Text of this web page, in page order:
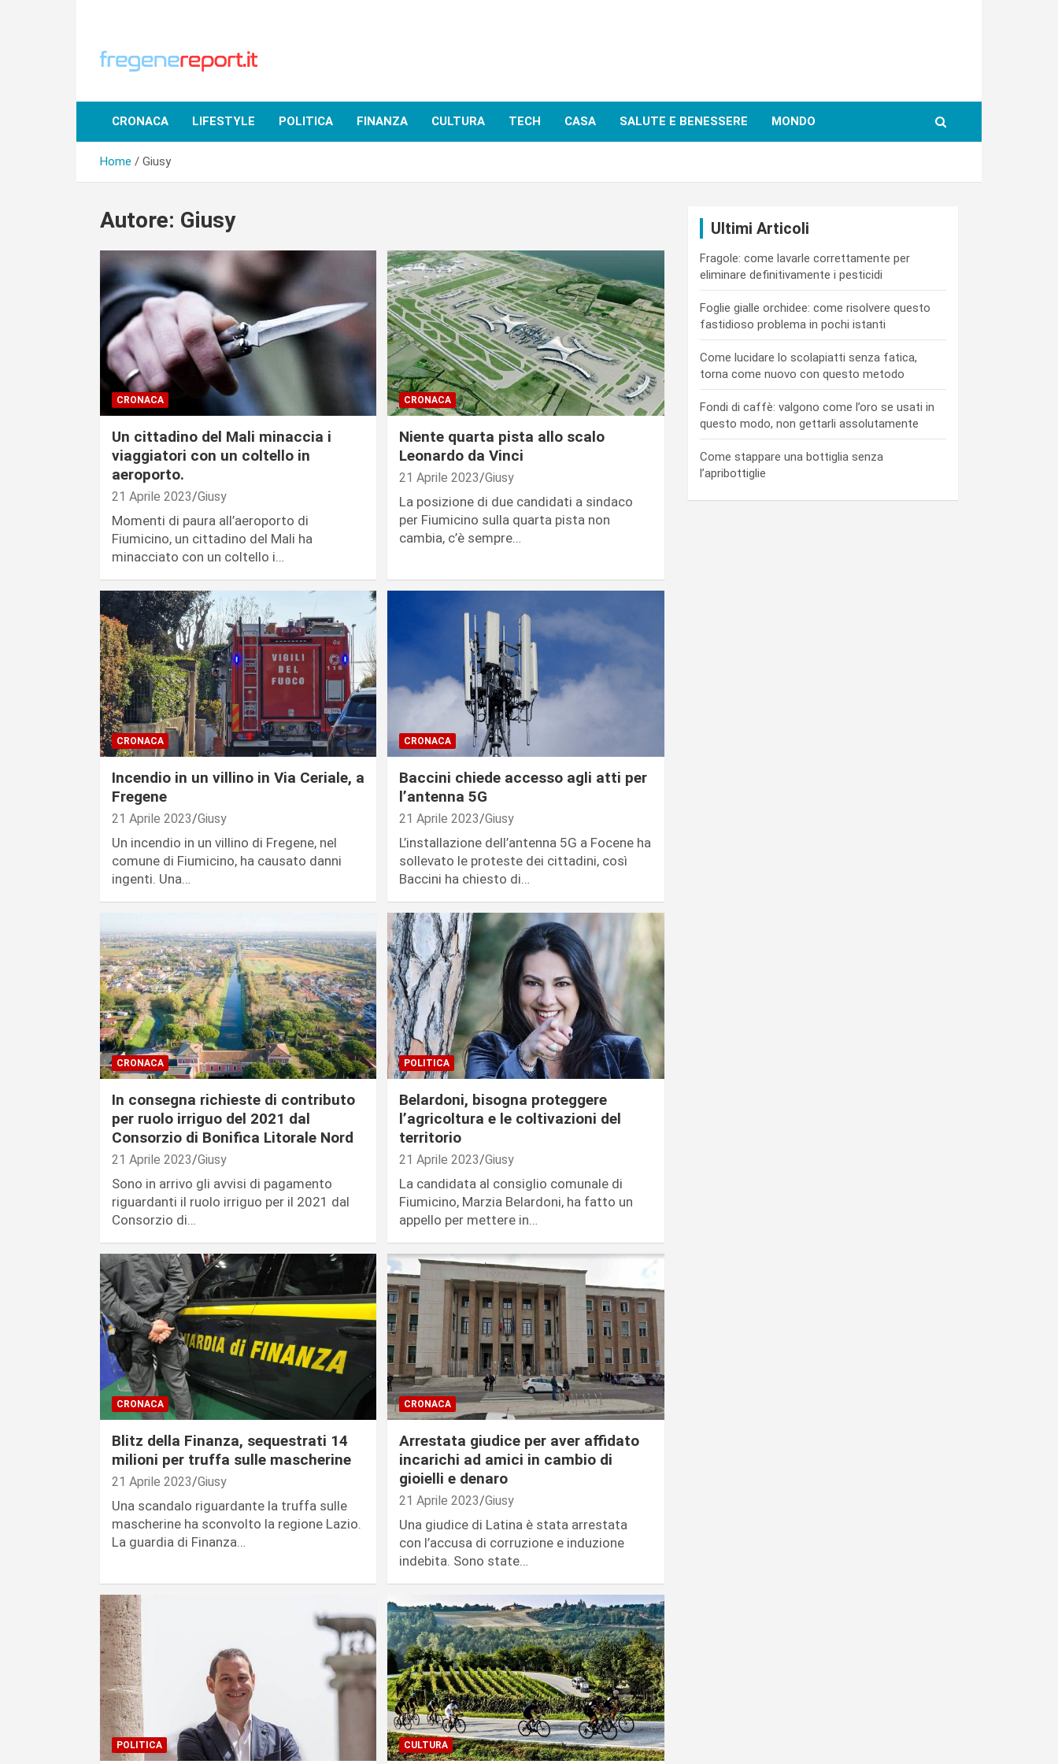
CRONACA LIFESTYLE POLITICA FINANZA CULTURA TECH CASA SALUTE E BENESSERE MONDO
Home Giusy
Autore: Giusy
CRONACA
Un cittadino del Mali minaccia i
viaggiatori con un coltello in
aeroporto.
21 Aprile 2023 Giusy
Momenti di paura all’aeroporto di
Fiumicino, un cittadino del Mali ha
minacciato con un coltello i…
CRONACA
Niente quarta pista allo scalo
Leonardo da Vinci
21 Aprile 2023 Giusy
La posizione di due candidati a sindaco
per Fiumicino sulla quarta pista non
cambia, c’è sempre…
CRONACA
Incendio in un villino in Via Ceriale, a
Fregene
21 Aprile 2023 Giusy
Un incendio in un villino di Fregene, nel
comune di Fiumicino, ha causato danni
ingenti. Una…
CRONACA
Baccini chiede accesso agli atti per
l’antenna 5G
21 Aprile 2023 Giusy
L’installazione dell’antenna 5G a Focene ha
sollevato le proteste dei cittadini, così
Baccini ha chiesto di…
CRONACA
In consegna richieste di contributo
per ruolo irriguo del 2021 dal
Consorzio di Bonifica Litorale Nord
21 Aprile 2023 Giusy
Sono in arrivo gli avvisi di pagamento
riguardanti il ruolo irriguo per il 2021 dal
Consorzio di…
POLITICA
Belardoni, bisogna proteggere
l’agricoltura e le coltivazioni del
territorio
21 Aprile 2023 Giusy
La candidata al consiglio comunale di
Fiumicino, Marzia Belardoni, ha fatto un
appello per mettere in…
CRONACA
Blitz della Finanza, sequestrati 14
milioni per truffa sulle mascherine
21 Aprile 2023 Giusy
Una scandalo riguardante la truffa sulle
mascherine ha sconvolto la regione Lazio.
La guardia di Finanza…
CRONACA
Arrestata giudice per aver affidato
incarichi ad amici in cambio di
gioielli e denaro
21 Aprile 2023 Giusy
Una giudice di Latina è stata arrestata
con l’accusa di corruzione e induzione
indebita. Sono state…
POLITICA CULTURA
Ultimi Articoli
Fragole: come lavarle correttamente per
eliminare definitivamente i pesticidi
Foglie gialle orchidee: come risolvere questo
fastidioso problema in pochi istanti
Come lucidare lo scolapiatti senza fatica,
torna come nuovo con questo metodo
Fondi di caffè: valgono come l’oro se usati in
questo modo, non gettarli assolutamente
Come stappare una bottiglia senza
l’apribottiglie